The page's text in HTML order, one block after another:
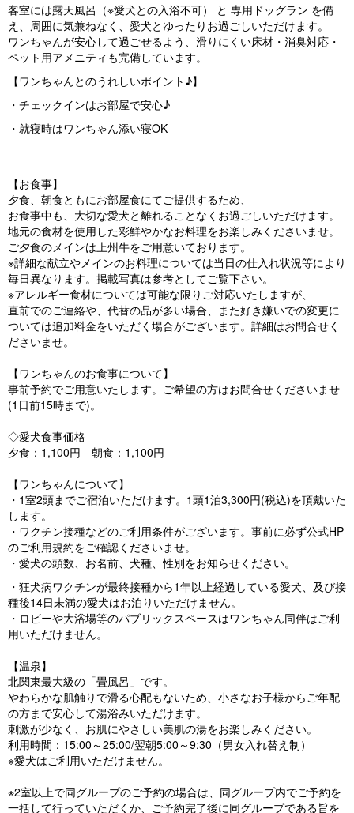
客室には露天風呂（※愛犬との入浴不可） と 専用ドッグラン を備
え、周囲に気兼ねなく、愛犬とゆったりお過ごしいただけます。
ワンちゃんが安心して過ごせるよう、滑りにくい床材・消臭対応・
ペット用アメニティも完備しています。
【ワンちゃんとのうれしいポイント♪】
・チェックインはお部屋で安心♪
・就寝時はワンちゃん添い寝OK
【お食事】
夕食、朝食ともにお部屋食にてご提供するため、
お食事中も、大切な愛犬と離れることなくお過ごしいただけます。
地元の食材を使用した彩鮮やかなお料理をお楽しみくださいませ。
ご夕食のメインは上州牛をご用意いております。
※詳細な献立やメインのお料理については当日の仕入れ状況等により
毎日異なります。掲載写真は参考としてご覧下さい。
※アレルギー食材については可能な限りご対応いたしますが、
直前でのご連絡や、代替の品が多い場合、また好き嫌いでの変更に
ついては追加料金をいただく場合がございます。詳細はお問合せく
ださいませ。
【ワンちゃんのお食事について】
事前予約でご用意いたします。ご希望の方はお問合せくださいませ
(1日前15時まで)。
◇愛犬食事価格
夕食：1,100円 朝食：1,100円
【ワンちゃんについて】
・1室2頭までご宿泊いただけます。1頭1泊3,300円(税込)を頂戴いた
します。
・ワクチン接種などのご利用条件がございます。事前に必ず公式HP
のご利用規約をご確認くださいませ。
・愛犬の頭数、お名前、犬種、性別をお知らせください。
・狂犬病ワクチンが最終接種から1年以上経過している愛犬、及び接
種後14日未満の愛犬はお泊りいただけません。
・ロビーや大浴場等のパブリックスペースはワンちゃん同伴はご利
用いただけません。
【温泉】
北関東最大級の「畳風呂」です。
やわらかな肌触りで滑る心配もないため、小さなお子様からご年配
の方まで安心して湯浴みいただけます。
刺激が少なく、お肌にやさしい美肌の湯をお楽しみください。
利用時間：15:00～25:00/翌朝5:00～9:30（男女入れ替え制）
※愛犬はご利用いただけません。
※2室以上で同グループのご予約の場合は、同グループ内でご予約を
一括して行っていただくか、ご予約完了後に同グループである旨を